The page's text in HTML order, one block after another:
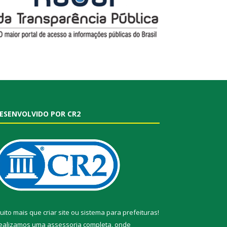
POR CR2
mais que criar site ou sistema para prefeituras!
uma assessoria completa, onde